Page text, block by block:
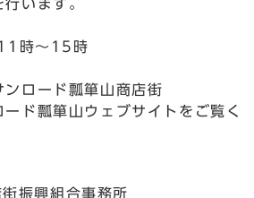
います。
時～15時
ロード瓢箪山商店街
ド瓢箪山ウェブサイトをご覧く
街振興組合事務所